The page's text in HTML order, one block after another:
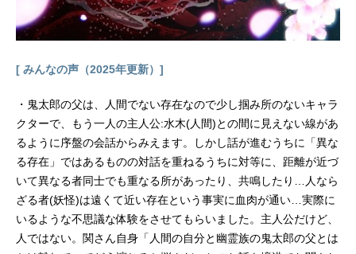
[ みんなの声（2025年更新）]
・鬼太郎の父は、人間でない存在なので少し掴み所のないキャラ
クターで、もう一人の主人公:水木(人間)との間に見えない線があ
るように序盤の会話からみえます。しかし話が進むうちに「異な
る存在」ではあるものの対話を重ねるうちに対等に、距離が近づ
いて異なる者同士でも重なる所があったり、共鳴したり…人なら
ざる者(妖怪)は遠くて近い存在という事実に血肉が通い…実際に
いるような不思議な体験をさせてもらいました。主人公だけど、
人ではない。関さん自身「人間の自分と幽霊族の鬼太郎の父とは